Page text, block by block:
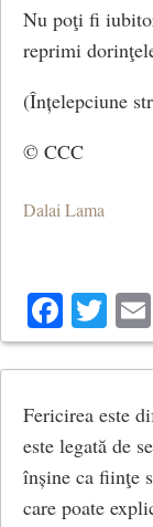
Nu poţi fi
reprimi
(Înțelepciune
© CCC
Dalai Lama
Fericirea este
este legată de
înșine ca fiinţe
care poate